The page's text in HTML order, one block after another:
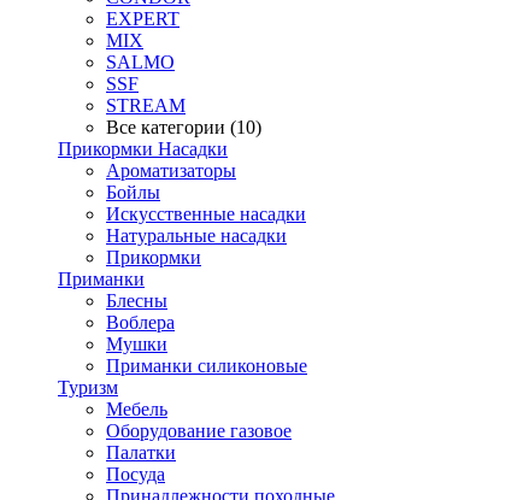
EXPERT
MIX
SALMO
SSF
STREAM
Все категории (10)
Прикормки Насадки
Ароматизаторы
Бойлы
Искусственные насадки
Натуральные насадки
Прикормки
Приманки
Блесны
Воблера
Мушки
Приманки силиконовые
Туризм
Мебель
Оборудование газовое
Палатки
Посуда
Принадлежности походные